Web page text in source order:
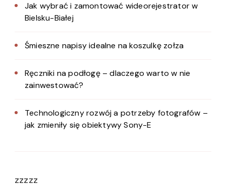
Jak wybrać i zamontować wideorejestrator w
Bielsku-Białej
Śmieszne napisy idealne na koszulkę zołza
Ręczniki na podłogę – dlaczego warto w nie
zainwestować?
Technologiczny rozwój a potrzeby fotografów –
jak zmieniły się obiektywy Sony-E
zzzzz